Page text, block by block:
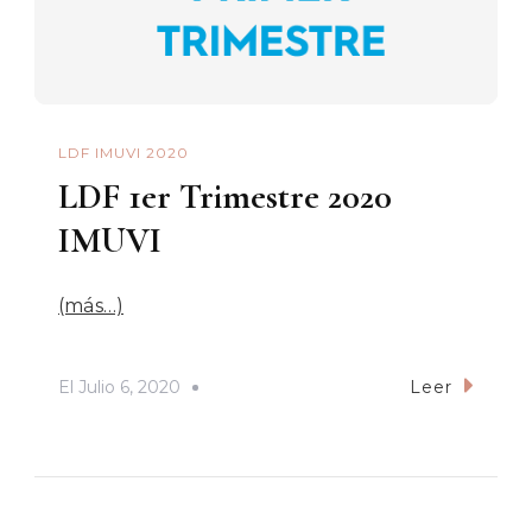
LDF IMUVI 2020
LDF 1er Trimestre 2020
IMUVI
(más…)
El Julio 6, 2020 Leer